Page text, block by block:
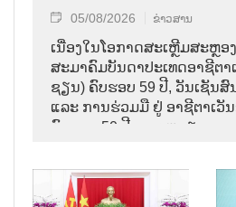
05/08/2026 ຂ່າວສານ
ເນື່ອງໃນໂອກາດສະເຫຼີມສະຫຼອ
ສະມາຄົມບັນດາປະເທດອາຊີຕາ
ຊຽນ) ຄົບຮອບ 59 ປີ, ວັນເຊັນ
ແລະ ການຮ່ວມມື ຢູ່ ອາຊີຕາເວັ
ຄົບຮອບ 50 ປີ ແລະ ຫວຽດນາມ